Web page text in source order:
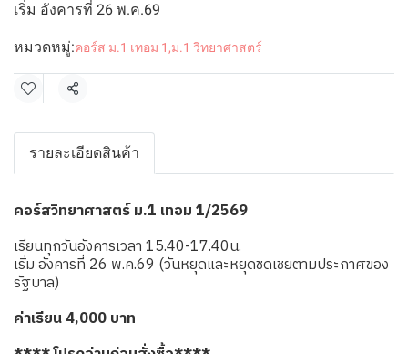
เริ่ม อังคารที่ 26 พ.ค.69
หมวดหมู่:คอร์ส ม.1 เทอม 1 ,ม.1 วิทยาศาสตร์
แชร์
รายละเอียดสินค้า
คอร์สวิทยาศาสตร์ ม.1 เทอม 1/2569
เรียนทุกวันอังคารเวลา 15.40-17.40น.
เริ่ม อังคารที่ 26 พ.ค.69 (วันหยุดและหยุดชดเชยตามประกาศของ
รัฐบาล)
ค่าเรียน 4,000 บาท